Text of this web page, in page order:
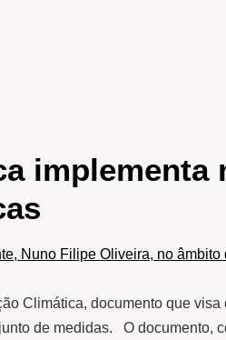
implementa
Climática, documento que
de medidas. O documento,